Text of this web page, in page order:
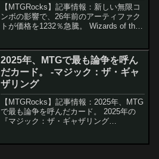
【MTGRocks】記事情報：新しい無限コ
ンボの影響で、26年前のアーティファク
トが価格を1232％急騰。 Wizards of the
す。発売は半年以上先です...
2025年、MTGで最も論争を呼ん
だカード。 -マジック：ザ・ギャ
ザリング
【MTGRocks】記事情報：2025年、MTG
で最も論争を呼んだカード。 2025年の
『マジック：ザ・ギャザリング